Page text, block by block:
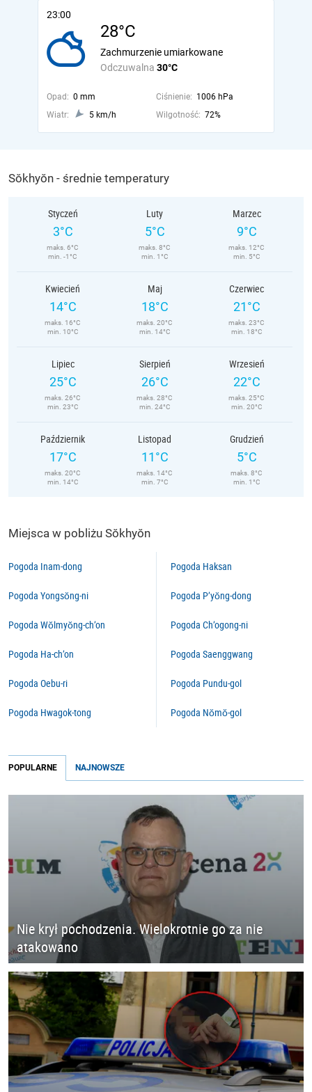
23:00
28°C
Odczuwalna 30°C
Zachmurzenie umiarkowane
Opad: 0 mm Ciśnienie: 1006 hPa
Wiatr:
5 km/h Wilgotność: 72%
Sŏkhyŏn - średnie temperatury
Styczeń
3°C
maks. 6°C
min. -1°C
Luty
5°C
maks. 8°C
min. 1°C
Marzec
9°C
maks. 12°C
min. 5°C
Kwiecień
14°C
maks. 16°C
min. 10°C
Maj
18°C
maks. 20°C
min. 14°C
Czerwiec
21°C
maks. 23°C
min. 18°C
Lipiec
25°C
maks. 26°C
min. 23°C
Sierpień
26°C
maks. 28°C
min. 24°C
Wrzesień
22°C
maks. 25°C
min. 20°C
Październik
17°C
maks. 20°C
min. 14°C
Listopad
11°C
maks. 14°C
min. 7°C
Grudzień
5°C
maks. 8°C
min. 1°C
Miejsca w pobliżu Sŏkhyŏn
Pogoda Inam-dong
Pogoda Yongsŏng-ni
Pogoda Wŏlmyŏng-ch’on
Pogoda Ha-ch’on
Pogoda Oebu-ri
Pogoda Hwagok-tong
Pogoda Haksan
Pogoda P’yŏng-dong
Pogoda Ch’ogong-ni
Pogoda Saenggwang
Pogoda Pundu-gol
Pogoda Nŏmŏ-gol
POPULARNE NAJNOWSZE
Nie krył pochodzenia. Wielokrotnie go za nie
atakowano